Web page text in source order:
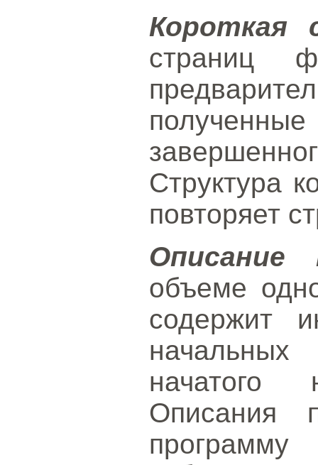
Короткая
страниц
Структура
повторяет
Описание
объеме
содержит
начатого
Описания